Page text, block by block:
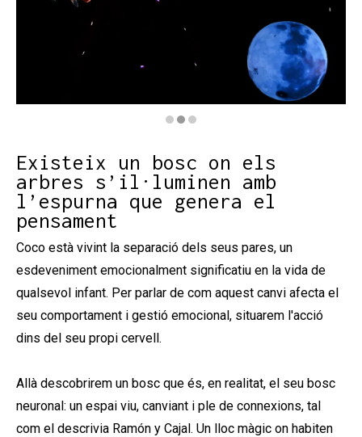
Existeix un bosc on els
arbres s’il·luminen amb
l’espurna que genera el
pensament
Coco està vivint la separació dels seus pares, un
esdeveniment emocionalment significatiu en la vida de
qualsevol infant. Per parlar de com aquest canvi afecta el
seu comportament i gestió emocional, situarem l'acció
dins del seu propi cervell.
Allà descobrirem un bosc que és, en realitat, el seu bosc
neuronal: un espai viu, canviant i ple de connexions, tal
com el descrivia Ramón y Cajal. Un lloc màgic on habiten